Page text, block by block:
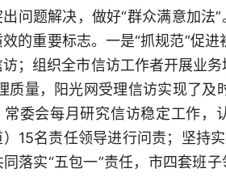
出问题解决，做好“群众满意加法
效的重要标志。一是“抓规范”促
；组织全市信访工作者开展业
质量，阳光网受理信访实现了及
常委会每月研究信访稳定工作，
）15名责任领导进行问责；坚持
同落实“五包一”责任，市四套班